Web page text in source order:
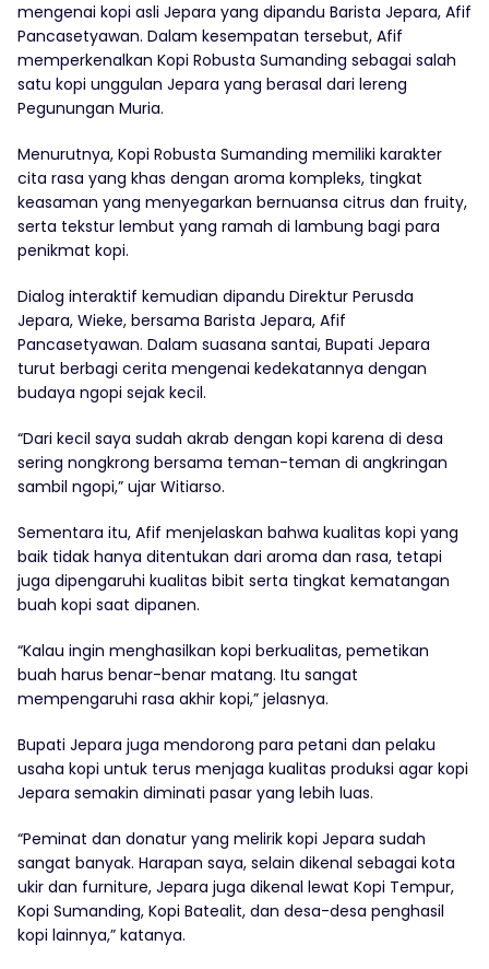
mengenai kopi asli Jepara yang dipandu Barista Jepara, Afif
Pancasetyawan. Dalam kesempatan tersebut, Afif
memperkenalkan Kopi Robusta Sumanding sebagai salah
satu kopi unggulan Jepara yang berasal dari lereng
Pegunungan Muria.
Menurutnya, Kopi Robusta Sumanding memiliki karakter
cita rasa yang khas dengan aroma kompleks, tingkat
keasaman yang menyegarkan bernuansa citrus dan fruity,
serta tekstur lembut yang ramah di lambung bagi para
penikmat kopi.
Dialog interaktif kemudian dipandu Direktur Perusda
Jepara, Wieke, bersama Barista Jepara, Afif
Pancasetyawan. Dalam suasana santai, Bupati Jepara
turut berbagi cerita mengenai kedekatannya dengan
budaya ngopi sejak kecil.
“Dari kecil saya sudah akrab dengan kopi karena di desa
sering nongkrong bersama teman-teman di angkringan
sambil ngopi,” ujar Witiarso.
Sementara itu, Afif menjelaskan bahwa kualitas kopi yang
baik tidak hanya ditentukan dari aroma dan rasa, tetapi
juga dipengaruhi kualitas bibit serta tingkat kematangan
buah kopi saat dipanen.
“Kalau ingin menghasilkan kopi berkualitas, pemetikan
buah harus benar-benar matang. Itu sangat
mempengaruhi rasa akhir kopi,” jelasnya.
Bupati Jepara juga mendorong para petani dan pelaku
usaha kopi untuk terus menjaga kualitas produksi agar kopi
Jepara semakin diminati pasar yang lebih luas.
“Peminat dan donatur yang melirik kopi Jepara sudah
sangat banyak. Harapan saya, selain dikenal sebagai kota
ukir dan furniture, Jepara juga dikenal lewat Kopi Tempur,
Kopi Sumanding, Kopi Batealit, dan desa-desa penghasil
kopi lainnya,” katanya.